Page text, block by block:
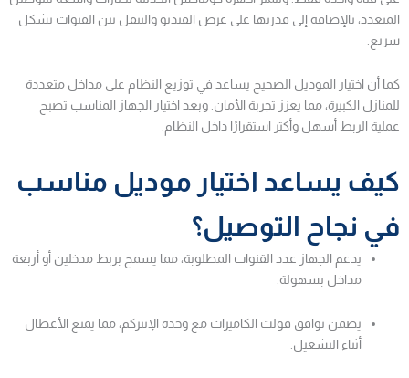
المتعدد، بالإضافة إلى قدرتها على عرض الفيديو والتنقل بين القنوات بشكل
سريع.
كما أن اختيار الموديل الصحيح يساعد في توزيع النظام على مداخل متعددة
للمنازل الكبيرة، مما يعزز تجربة الأمان. وبعد اختيار الجهاز المناسب تصبح
عملية الربط أسهل وأكثر استقرارًا داخل النظام.
كيف يساعد اختيار موديل مناسب
في نجاح التوصيل؟
يدعم الجهاز عدد القنوات المطلوبة، مما يسمح بربط مدخلين أو أربعة
مداخل بسهولة.
يضمن توافق فولت الكاميرات مع وحدة الإنتركم، مما يمنع الأعطال
أثناء التشغيل.